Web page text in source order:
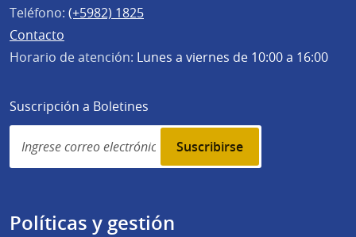
Teléfono: (+5982) 1825
Contacto
Horario de atención: Lunes a viernes de 10:00 a 16:00
Suscripción a Boletines
Simplenews
subscription
Políticas y gestión